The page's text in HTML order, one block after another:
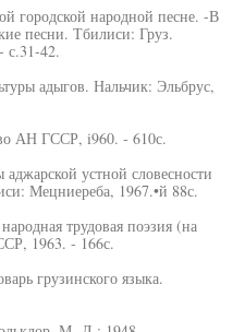
городской народной песне. -В
песни. Тбилиси: Груз.
с.31-42.
адыгов. Нальчик: Эльбрус,
АН ГССР, i960. - 610с.
устной словесности
Мецниереба, 1967.•й 88с.
трудовая поэзия (на
1963. - 166с.
грузинского языка.